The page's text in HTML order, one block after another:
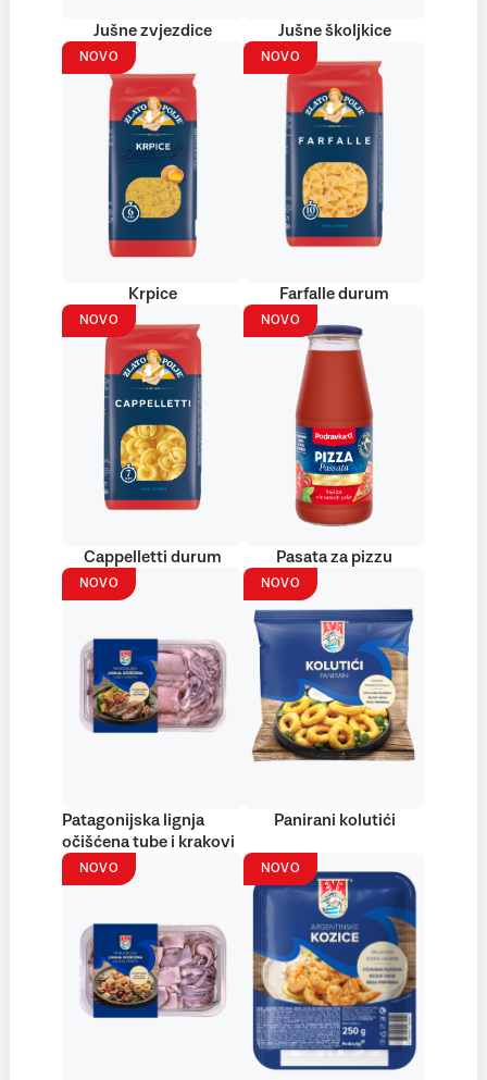
Jušne zvjezdice Jušne školjkice
NOVO
Krpice
NOVO
Farfalle durum
NOVO
Cappelletti durum
NOVO
Pasata za pizzu
NOVO
Patagonijska lignja
očišćena tube i krakovi
NOVO
Panirani kolutići
NOVO NOVO